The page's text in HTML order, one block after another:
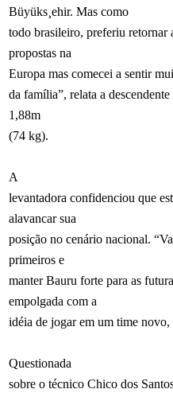
Büyüks¸ehir. Mas como
todo brasileiro, preferiu retornar
propostas na
Europa mas comecei a sentir
da família”, relata a
1,88m
(74 kg).
A
levantadora confidenciou que
alavancar sua
posição no cenário nacional.
primeiros e
manter Bauru forte para as
empolgada com a
idéia de jogar em um time novo,
Questionada
sobre o técnico Chico dos